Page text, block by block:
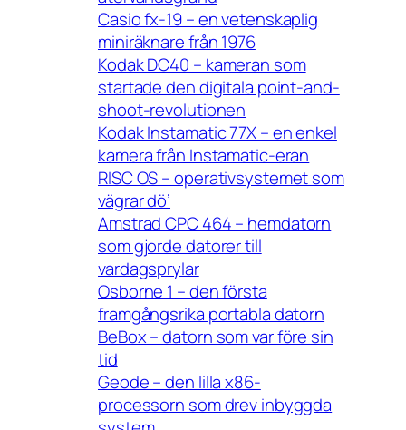
Casio fx-19 – en vetenskaplig
miniräknare från 1976
Kodak DC40 – kameran som
startade den digitala point-and-
shoot-revolutionen
Kodak Instamatic 77X – en enkel
kamera från Instamatic-eran
RISC OS – operativsystemet som
vägrar dö’
Amstrad CPC 464 – hemdatorn
som gjorde datorer till
vardagsprylar
Osborne 1 – den första
framgångsrika portabla datorn
BeBox – datorn som var före sin
tid
Geode – den lilla x86-
processorn som drev inbyggda